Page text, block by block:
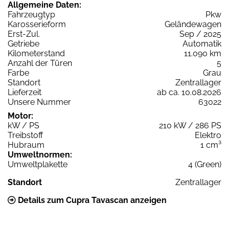
Allgemeine Daten:
Fahrzeugtyp
Pkw
Karosserieform
Geländewagen
Erst-Zul.
Sep / 2025
Getriebe
Automatik
Kilometerstand
11.090 km
Anzahl der Türen
5
Farbe
Grau
Standort
Zentrallager
Lieferzeit
ab ca. 10.08.2026
Unsere Nummer
63022
Motor:
kW / PS
210 kW / 286 PS
Treibstoff
Elektro
Hubraum
1 cm³
Umweltnormen:
Umweltplakette
4 (Green)
Standort
Zentrallager
Details zum Cupra Tavascan anzeigen